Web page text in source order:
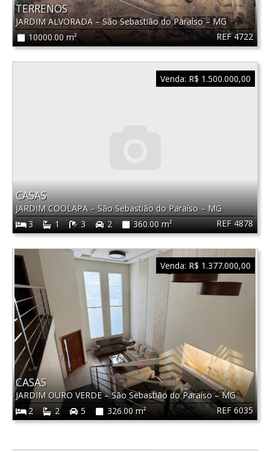
REF 4722
TERRENOS
JARDIM ALVORADA–São Sebastião do Paraíso– MG
10000.00 m²
REF 4878
CASAS
JARDIM COOLAPA–São Sebastião do Paraíso–MG
3
1 3 2 360.00 m²
Venda: R$ 1.500.000,00
REF 6035
CASAS
JARDIM OURO VERDE–São Sebastião do Paraíso–MG
2
2 5 326.00 m²
Venda: R$ 1.377.000,00